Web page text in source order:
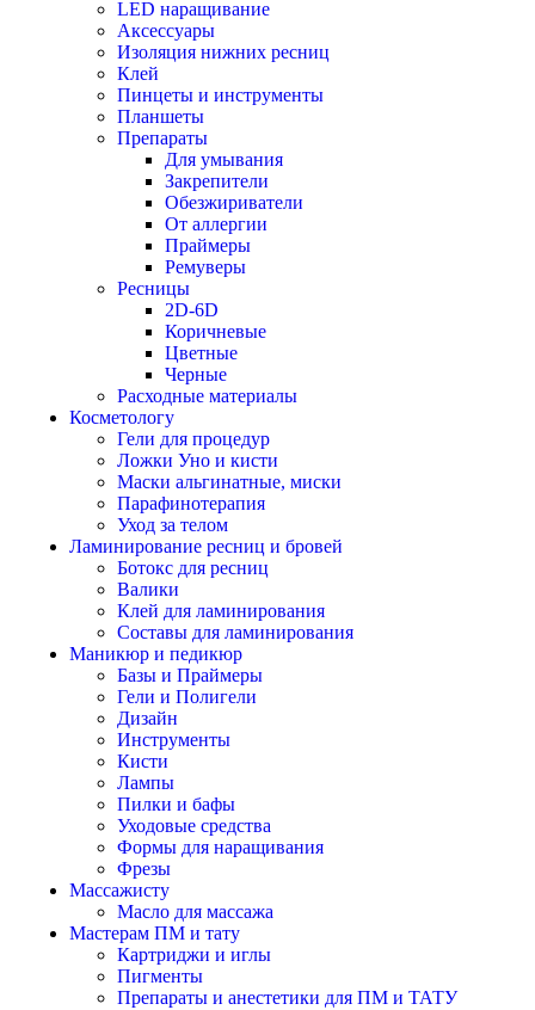
LED наращивание
Аксессуары
Изоляция нижних ресниц
Клей
Пинцеты и инструменты
Планшеты
Препараты
Для умывания
Закрепители
Обезжириватели
От аллергии
Праймеры
Ремуверы
Ресницы
2D-6D
Коричневые
Цветные
Черные
Расходные материалы
Косметологу
Гели для процедур
Ложки Уно и кисти
Маски альгинатные, миски
Парафинотерапия
Уход за телом
Ламинирование ресниц и бровей
Ботокс для ресниц
Валики
Клей для ламинирования
Составы для ламинирования
Маникюр и педикюр
Базы и Праймеры
Гели и Полигели
Дизайн
Инструменты
Кисти
Лампы
Пилки и бафы
Уходовые средства
Формы для наращивания
Фрезы
Массажисту
Масло для массажа
Мастерам ПМ и тату
Картриджи и иглы
Пигменты
Препараты и анестетики для ПМ и ТАТУ